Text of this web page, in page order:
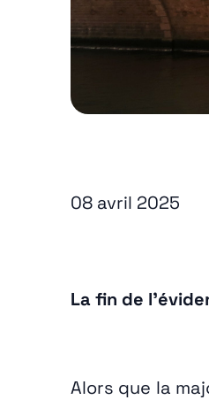
08 avril 2025
La fin de
Alors que la